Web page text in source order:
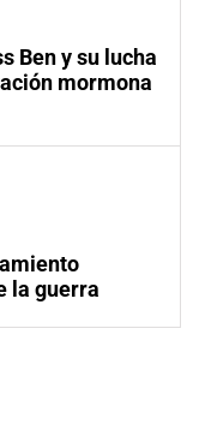
Ben y su lucha
mormona
la guerra